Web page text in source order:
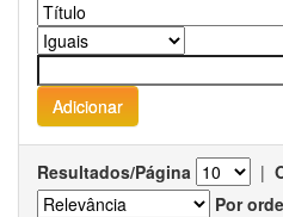
Resultados/Página |
Por